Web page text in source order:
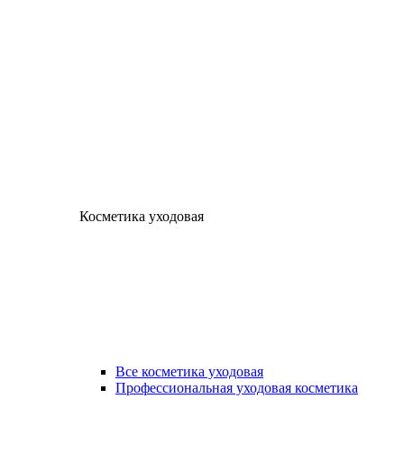
Косметика уходовая
Все косметика уходовая
Профессиональная уходовая косметика